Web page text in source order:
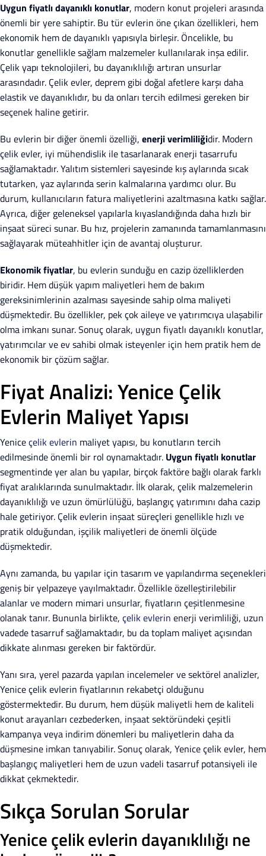
Uygun fiyatlı dayanıklı konutlar, modern konut projeleri arasında
önemli bir yere sahiptir. Bu tür evlerin öne çıkan özellikleri, hem
ekonomik hem de dayanıklı yapısıyla birleşir. Öncelikle, bu
konutlar genellikle sağlam malzemeler kullanılarak inşa edilir.
Çelik yapı teknolojileri, bu dayanıklılığı artıran unsurlar
arasındadır. Çelik evler, deprem gibi doğal afetlere karşı daha
elastik ve dayanıklıdır, bu da onları tercih edilmesi gereken bir
seçenek haline getirir.
Bu evlerin bir diğer önemli özelliği, enerji verimliliğidir. Modern
çelik evler, iyi mühendislik ile tasarlanarak enerji tasarrufu
sağlamaktadır. Yalıtım sistemleri sayesinde kış aylarında sıcak
tutarken, yaz aylarında serin kalmalarına yardımcı olur. Bu
durum, kullanıcıların fatura maliyetlerini azaltmasına katkı sağlar.
Ayrıca, diğer geleneksel yapılarla kıyaslandığında daha hızlı bir
inşaat süreci sunar. Bu hız, projelerin zamanında tamamlanmasını
sağlayarak müteahhitler için de avantaj oluşturur.
Ekonomik fiyatlar, bu evlerin sunduğu en cazip özelliklerden
biridir. Hem düşük yapım maliyetleri hem de bakım
gereksinimlerinin azalması sayesinde sahip olma maliyeti
düşmektedir. Bu özellikler, pek çok aileye ve yatırımcıya ulaşabilir
olma imkanı sunar. Sonuç olarak, uygun fiyatlı dayanıklı konutlar,
yatırımcılar ve ev sahibi olmak isteyenler için hem pratik hem de
ekonomik bir çözüm sağlar.
Fiyat Analizi: Yenice Çelik
Evlerin Maliyet Yapısı
Yeniceçelik evlerin maliyet yapısı, bu konutların tercih
edilmesinde önemli bir rol oynamaktadır. Uygun fiyatlı konutlar
segmentinde yer alan bu yapılar, birçok faktöre bağlı olarak farklı
fiyat aralıklarında sunulmaktadır. İlk olarak, çelik malzemelerin
dayanıklılığı ve uzun ömürlülüğü, başlangıç yatırımını daha cazip
hale getiriyor. Çelik evlerin inşaat süreçleri genellikle hızlı ve
pratik olduğundan, işçilik maliyetleri de önemli ölçüde
düşmektedir.
Aynı zamanda, bu yapılar için tasarım ve yapılandırma seçenekleri
geniş bir yelpazeye yayılmaktadır. Özellikle özelleştirilebilir
alanlar ve modern mimari unsurlar, fiyatların çeşitlenmesine
olanak tanır. Bununla birlikte, çelik evlerin enerji verimliliği, uzun
vadede tasarruf sağlamaktadır, bu da toplam maliyet açısından
dikkate alınması gereken bir faktördür.
Yanı sıra, yerel pazarda yapılan incelemeler ve sektörel analizler,
Yenice çelik evlerin fiyatlarının rekabetçi olduğunu
göstermektedir. Bu durum, hem düşük maliyetli hem de kaliteli
konut arayanları cezbederken, inşaat sektöründeki çeşitli
kampanya veya indirim dönemleri bu maliyetlerin daha da
düşmesine imkan tanıyabilir. Sonuç olarak, Yenice çelik evler, hem
başlangıç maliyetleri hem de uzun vadeli tasarruf potansiyeli ile
dikkat çekmektedir.
Sıkça Sorulan Sorular
Yenice çelik evlerin dayanıklılığı ne